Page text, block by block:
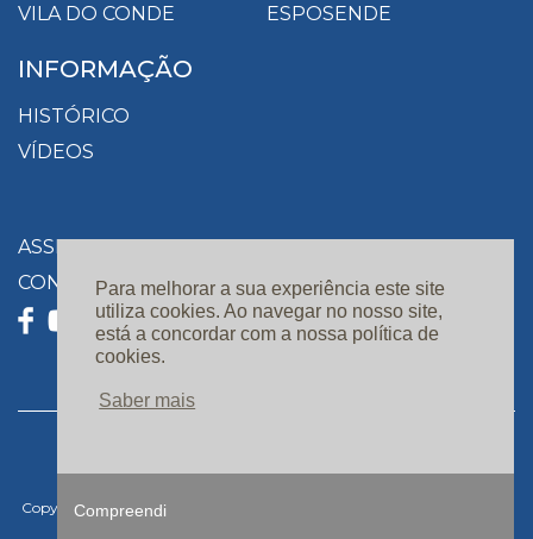
Para melhorar a sua experiência este site
utiliza cookies. Ao navegar no nosso site,
está a concordar com a nossa política de
cookies.
Saber mais
Compreendi
VILA DO CONDE
ESPOSENDE
INFORMAÇÃO
HISTÓRICO
VÍDEOS
ASSINATURAS
CONTACTOS
Livro de Reclamações Online |
Copyright 2019. Todos os direitos reservados. Design e Desenvolvimento: